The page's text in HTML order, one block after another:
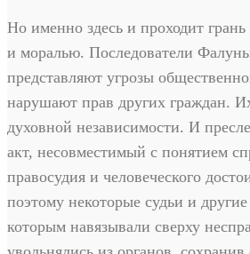
Но именно здесь и проходит
и моралью. Последователи
представляют угрозы
нарушают прав других граждан.
духовной независимости. И
акт, несовместимый с понятием
правосудия и человеческого
поэтому некоторые судьи и
которым навязывали сверху